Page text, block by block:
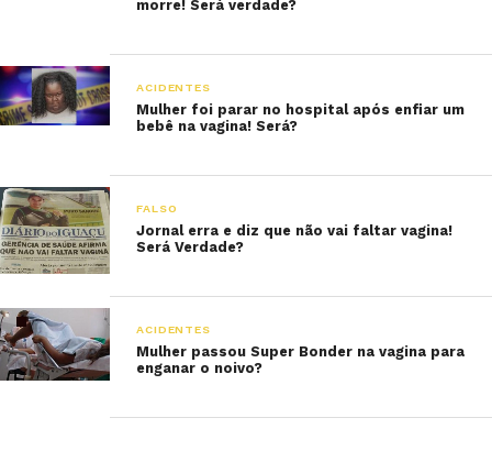
morre! Será verdade?
ACIDENTES
Mulher foi parar no hospital após enfiar um
bebê na vagina! Será?
FALSO
Jornal erra e diz que não vai faltar vagina!
Será Verdade?
ACIDENTES
Mulher passou Super Bonder na vagina para
enganar o noivo?